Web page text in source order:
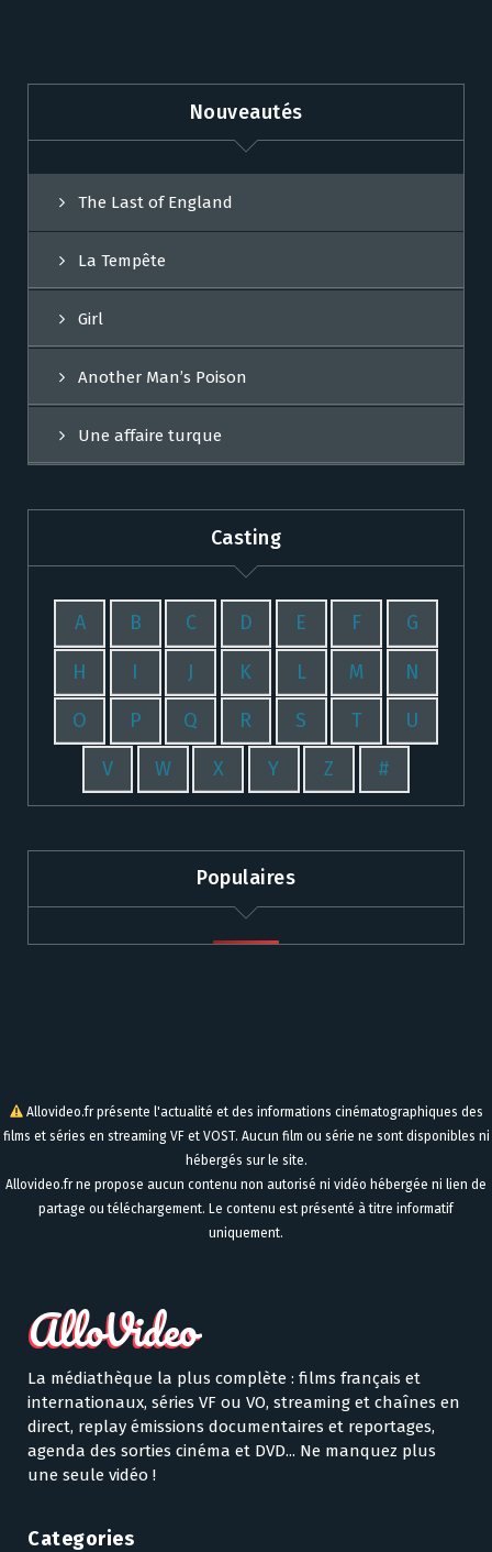
Nouveautés
The Last of England
La Tempête
Girl
Another Man’s Poison
Une affaire turque
Casting
A B C D E F G
H I J K L M N
O P Q R S T U
V W X Y Z #
Populaires
Allovideo.fr présente l'actualité et des informations cinématographiques des
films et séries en streaming VF et VOST. Aucun film ou série ne sont disponibles ni
hébergés sur le site.
Allovideo.fr ne propose aucun contenu non autorisé ni vidéo hébergée ni lien de
partage ou téléchargement. Le contenu est présenté à titre informatif
uniquement.
La médiathèque la plus complète : films français et
internationaux, séries VF ou VO, streaming et chaînes en
direct, replay émissions documentaires et reportages,
agenda des sorties cinéma et DVD... Ne manquez plus
une seule vidéo !
Categories